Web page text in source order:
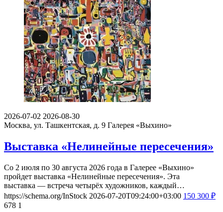
2026-07-02 2026-08-30
Москва, ул. Ташкентская, д. 9 Галерея «Выхино»
Выставка «Нелинейные пересечения»
Со 2 июля по 30 августа 2026 года в Галерее «Выхино»
пройдет выставка «Нелинейные пересечения». Эта
выставка — встреча четырёх художников, каждый…
https://schema.org/InStock 2026-07-20T09:24:00+03:00 150 300 ₽
678 1